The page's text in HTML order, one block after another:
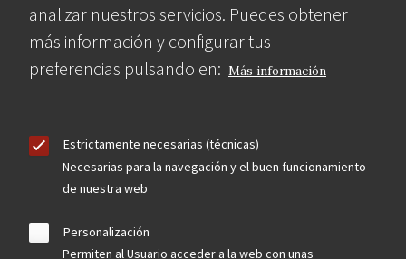
analizar nuestros servicios. Puedes obtener
más información y configurar tus
preferencias pulsando en: Más información
Estrictamente necesarias (técnicas)
Necesarias para la navegación y el buen funcionamiento
de nuestra web
Personalización
Permiten al Usuario acceder a la web con unas